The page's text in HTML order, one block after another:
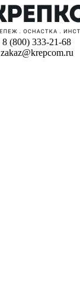
8 (800) 333-21-68
zakaz@krepcom.ru